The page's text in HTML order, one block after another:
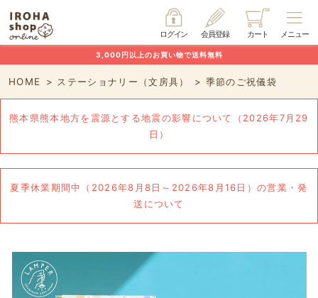
メニュー
カート
会員登録
ログイン
3,000円以上のお買い物で送料無料
HOME ステーショナリー（文房具） 季節のご祝儀袋
熊本県熊本地方を震源とする地震の影響について（2026年7月29
日）
夏季休業期間中（2026年8月8日～2026年8月16日）の営業・発
送について